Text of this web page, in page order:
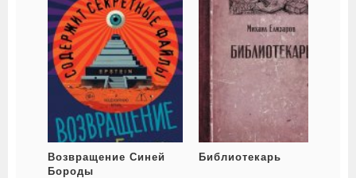
Возвращение Синей
Бороды
Библиотекарь